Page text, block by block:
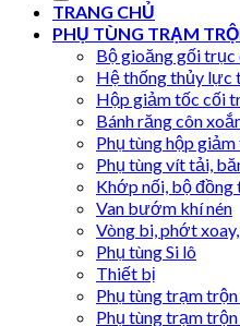
TRANG CHỦ
PHỤ TÙNG TRẠM
Bộ gioăng gối
Hệ thống thủy lực
Hộp giảm tốc cối
Bánh răng côn
Phụ tùng hộp
Phụ tùng vít tải,
Khớp nối, bộ đồng
Van bướm khí nén
Vòng bi, phớt
Phụ tùng Si lô
Thiết bị
Phụ tùng trạm
Phụ tùng trạm trộn